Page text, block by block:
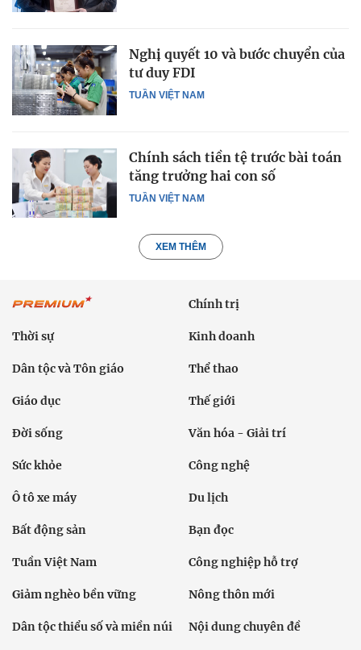
TUẦN VIỆT NAM
Nghị quyết 10 và bước chuyển của
tư duy FDI
TUẦN VIỆT NAM
Chính sách tiền tệ trước bài toán
tăng trưởng hai con số
XEM THÊM
Chính trị
Thời sự Kinh doanh
Dân tộc và Tôn giáo Thể thao
Giáo dục Thế giới
Đời sống Văn hóa - Giải trí
Sức khỏe Công nghệ
Ô tô xe máy Du lịch
Bất động sản Bạn đọc
Tuần Việt Nam Công nghiệp hỗ trợ
Giảm nghèo bền vững Nông thôn mới
Dân tộc thiểu số và miền núi Nội dung chuyên đề